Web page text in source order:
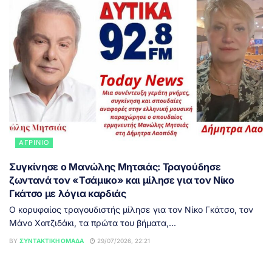
ΑΓΡΊΝΙΟ
Συγκίνησε ο Μανώλης Μητσιάς: Τραγούδησε
ζωντανά τον «Τσάμικο» και μίλησε για τον Νίκο
Γκάτσο με λόγια καρδιάς
Ο κορυφαίος τραγουδιστής μίλησε για τον Νίκο Γκάτσο, τον
Μάνο Χατζιδάκι, τα πρώτα του βήματα,...
BY ΣΥΝΤΑΚΤΙΚΉ ΟΜΆΔΑ 29/07/2026, 22:21